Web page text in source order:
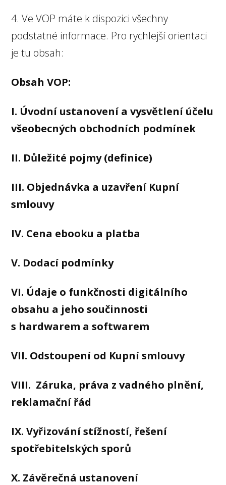
4. Ve VOP máte k dispozici všechny
podstatné informace. Pro rychlejší orientaci
je tu obsah:
Obsah VOP:
I. Úvodní ustanovení a vysvětlení účelu
všeobecných obchodních podmínek
II. Důležité pojmy (definice)
III. Objednávka a uzavření Kupní
smlouvy
IV. Cena ebooku a platba
V. Dodací podmínky
VI. Údaje o funkčnosti digitálního
obsahu a jeho součinnosti
s hardwarem a softwarem
VII. Odstoupení od Kupní smlouvy
VIII. Záruka, práva z vadného plnění,
reklamační řád
IX. Vyřizování stížností, řešení
spotřebitelských sporů
X. Závěrečná ustanovení